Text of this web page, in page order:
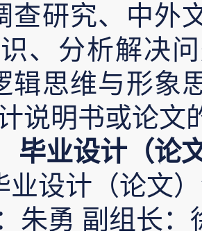
查研究、中外
、分析解决
辑思维与形象
说明书或论文
毕业设计（论
业设计（论文
朱勇 副组长：